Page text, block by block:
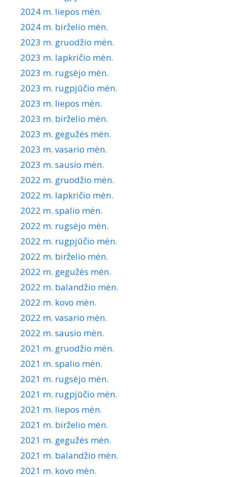
2024 m. liepos mėn.
2024 m. birželio mėn.
2023 m. gruodžio mėn.
2023 m. lapkričio mėn.
2023 m. rugsėjo mėn.
2023 m. rugpjūčio mėn.
2023 m. liepos mėn.
2023 m. birželio mėn.
2023 m. gegužės mėn.
2023 m. vasario mėn.
2023 m. sausio mėn.
2022 m. gruodžio mėn.
2022 m. lapkričio mėn.
2022 m. spalio mėn.
2022 m. rugsėjo mėn.
2022 m. rugpjūčio mėn.
2022 m. birželio mėn.
2022 m. gegužės mėn.
2022 m. balandžio mėn.
2022 m. kovo mėn.
2022 m. vasario mėn.
2022 m. sausio mėn.
2021 m. gruodžio mėn.
2021 m. spalio mėn.
2021 m. rugsėjo mėn.
2021 m. rugpjūčio mėn.
2021 m. liepos mėn.
2021 m. birželio mėn.
2021 m. gegužės mėn.
2021 m. balandžio mėn.
2021 m. kovo mėn.